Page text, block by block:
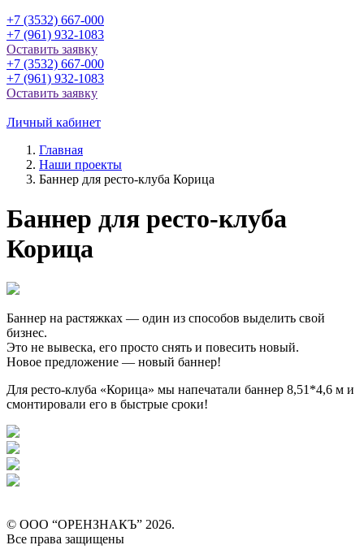
+7 (3532) 667-000
+7 (961) 932-1083
Оставить заявку
+7 (3532) 667-000
+7 (961) 932-1083
Оставить заявку
Личный кабинет
Главная
Наши проекты
Баннер для ресто-клуба Корица
Баннер для ресто-клуба
Корица
Баннер на растяжках — один из способов выделить свой
бизнес.
Это не вывеска, его просто снять и повесить новый.
Новое предложение — новый баннер!
Для ресто-клуба «Корица» мы напечатали баннер 8,51*4,6 м и
смонтировали его в быстрые сроки!
© ООО “ОРЕНЗНАКЪ” 2026.
Все права защищены